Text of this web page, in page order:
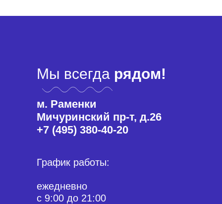
Мы всегда рядом!
График работы:
ежедневно
с 9:00 до 21:00
м. Раменки
Мичуринский пр-т, д.26
+7 (495) 380-40-20